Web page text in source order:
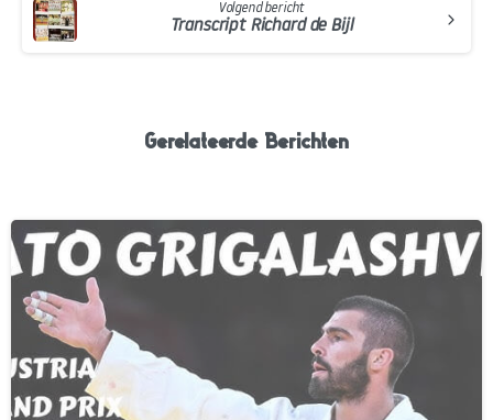
Volgend bericht
Transcript Richard de Bijl
Gerelateerde Berichten
-